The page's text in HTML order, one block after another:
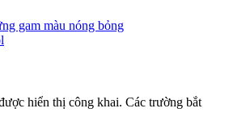
gam màu nóng bỏng
hiển thị công khai. Các trường bắt